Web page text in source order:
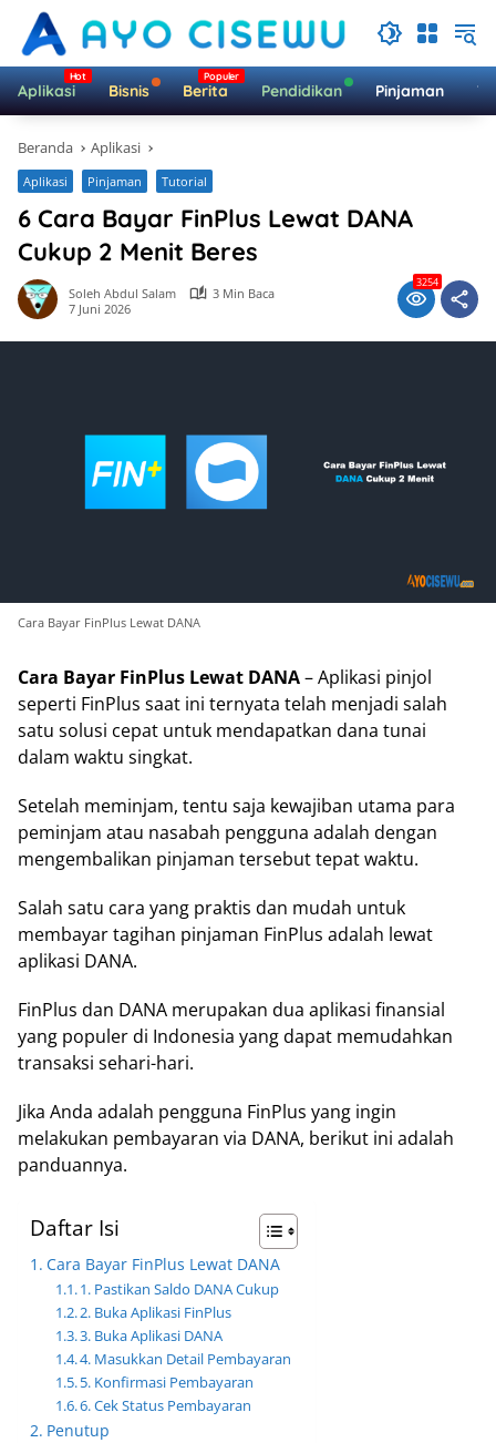
Langsung
konten
Aplikasi Bisnis Berita Pendidikan Pinjaman
Beranda Aplikasi
Aplikasi Pinjaman Tutorial
6 Cara Bayar FinPlus Lewat DANA
Cukup 2 Menit Beres
Soleh Abdul Salam
3 Min Baca
7 Juni 2026
3254
Cara Bayar FinPlus Lewat DANA
Cara Bayar FinPlus Lewat DANA– Aplikasi pinjol
seperti FinPlus saat ini ternyata telah menjadi salah
satu solusi cepat untuk mendapatkan dana tunai
dalam waktu singkat.
Setelah meminjam, tentu saja kewajiban utama para
peminjam atau nasabah pengguna adalah dengan
mengembalikan pinjaman tersebut tepat waktu.
Salah satu cara yang praktis dan mudah untuk
membayar tagihan pinjaman FinPlus adalah lewat
aplikasi DANA.
FinPlus dan DANA merupakan dua aplikasi finansial
yang populer di Indonesia yang dapat memudahkan
transaksi sehari-hari.
Jika Anda adalah pengguna FinPlus yang ingin
melakukan pembayaran via DANA, berikut ini adalah
panduannya.
Daftar Isi
Cara Bayar FinPlus Lewat DANA
1. Pastikan Saldo DANA Cukup
2. Buka Aplikasi FinPlus
3. Buka Aplikasi DANA
4. Masukkan Detail Pembayaran
5. Konfirmasi Pembayaran
6. Cek Status Pembayaran
Penutup